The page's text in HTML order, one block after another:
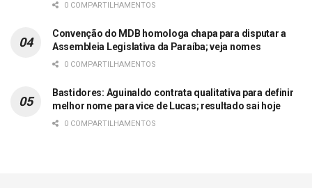
0 COMPARTILHAMENTOS
Convenção do MDB homologa chapa para disputar a
Assembleia Legislativa da Paraíba; veja nomes
0 COMPARTILHAMENTOS
Bastidores: Aguinaldo contrata qualitativa para definir
melhor nome para vice de Lucas; resultado sai hoje
0 COMPARTILHAMENTOS